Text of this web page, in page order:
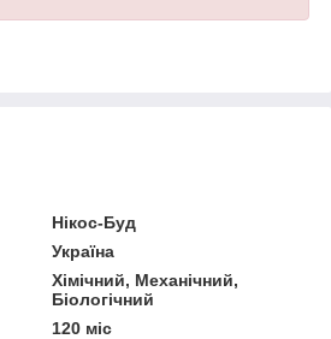
Нікос-Буд
Україна
Хімічний, Механічний,
Біологічний
120 міс